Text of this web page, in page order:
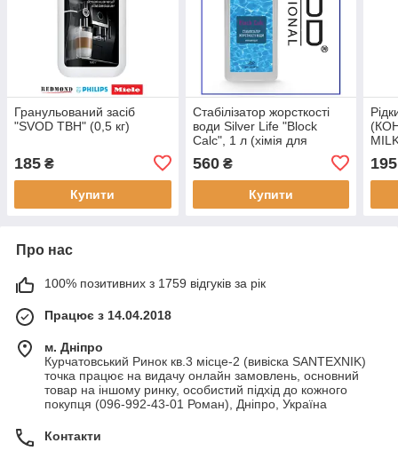
Гранульований засіб
"SVOD ТВН" (0,5 кг)
185 ₴
Купити
Стабілізатор жорсткості
води Silver Life "Block
Calc", 1 л (хімія для
560₴
Купити
195
Про нас
100% позитивних з 1759 відгуків за рік
Працює з 14.04.2018
м. Дніпро
Курчатовський Ринок кв.3 місце-2 (вивіска SANTEXNIK)
точка працює на видачу онлайн замовлень, основний
товар на іншому ринку, особистий підхід до кожного
покупця (096-992-43-01 Роман), Дніпро, Україна
Контакти